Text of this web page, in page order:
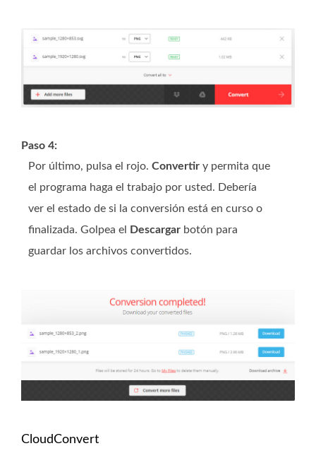
Paso 4:
Por último, pulsa el rojo. Convertir y permita que
el programa haga el trabajo por usted. Debería
ver el estado de si la conversión está en curso o
finalizada. Golpea el Descargar botón para
guardar los archivos convertidos.
CloudConvert